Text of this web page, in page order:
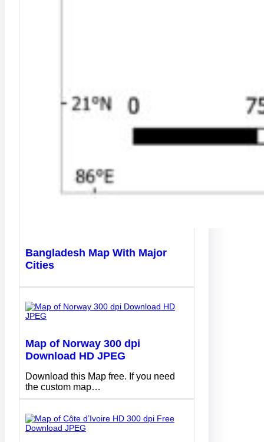
Bangladesh Map With Major
Cities
Map of Norway 300 dpi
Download HD JPEG
Download this Map free. If you need
the custom map…